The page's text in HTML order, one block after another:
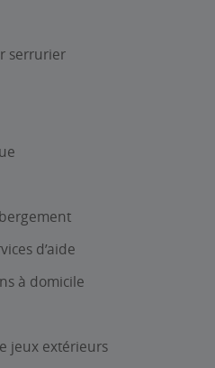
serrurier
d’aide
à domicile
jeux extérieurs